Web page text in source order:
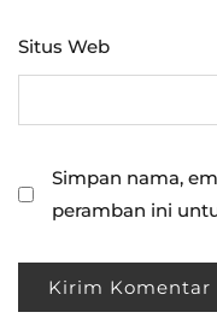
Situs Web
Simpan nama,
peramban ini